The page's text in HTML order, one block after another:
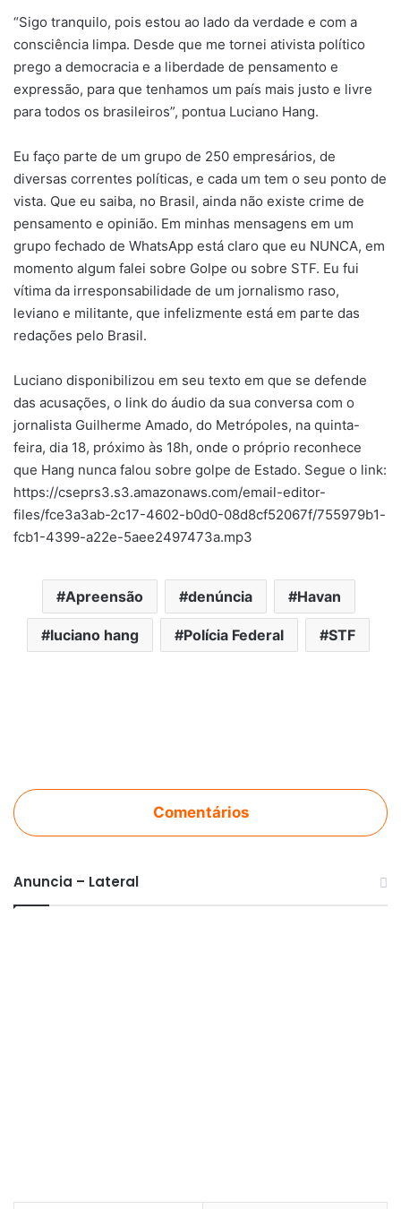
“Sigo tranquilo, pois estou ao lado da verdade e com a
consciência limpa. Desde que me tornei ativista político
prego a democracia e a liberdade de pensamento e
expressão, para que tenhamos um país mais justo e livre
para todos os brasileiros”, pontua Luciano Hang.
Eu faço parte de um grupo de 250 empresários, de
diversas correntes políticas, e cada um tem o seu ponto de
vista. Que eu saiba, no Brasil, ainda não existe crime de
pensamento e opinião. Em minhas mensagens em um
grupo fechado de WhatsApp está claro que eu NUNCA, em
momento algum falei sobre Golpe ou sobre STF. Eu fui
vítima da irresponsabilidade de um jornalismo raso,
leviano e militante, que infelizmente está em parte das
redações pelo Brasil.
Luciano disponibilizou em seu texto em que se defende
das acusações, o link do áudio da sua conversa com o
jornalista Guilherme Amado, do Metrópoles, na quinta-
feira, dia 18, próximo às 18h, onde o próprio reconhece
que Hang nunca falou sobre golpe de Estado. Segue o link:
https://cseprs3.s3.amazonaws.com/email-editor-
files/fce3a3ab-2c17-4602-b0d0-08d8cf52067f/755979b1-
fcb1-4399-a22e-5aee2497473a.mp3
Apreensão denúncia Havan
luciano hang Polícia Federal STF
Comentários
Anuncia – Lateral